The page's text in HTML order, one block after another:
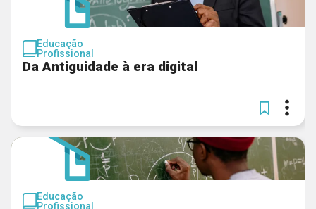
Educação
Profissional
Da Antiguidade à era digital
Educação
Profissional